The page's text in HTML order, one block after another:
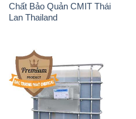
Chất Bảo Quản CMIT Thái
Lan Thailand